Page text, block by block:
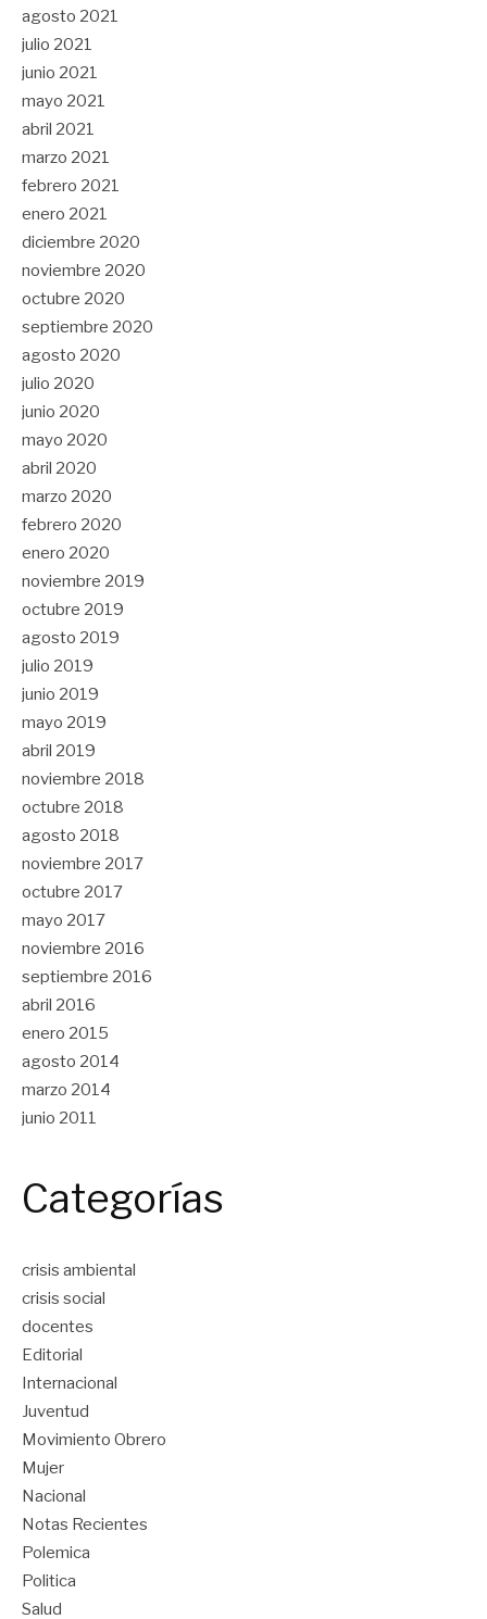
agosto 2021
julio 2021
junio 2021
mayo 2021
abril 2021
marzo 2021
febrero 2021
enero 2021
diciembre 2020
noviembre 2020
octubre 2020
septiembre 2020
agosto 2020
julio 2020
junio 2020
mayo 2020
abril 2020
marzo 2020
febrero 2020
enero 2020
noviembre 2019
octubre 2019
agosto 2019
julio 2019
junio 2019
mayo 2019
abril 2019
noviembre 2018
octubre 2018
agosto 2018
noviembre 2017
octubre 2017
mayo 2017
noviembre 2016
septiembre 2016
abril 2016
enero 2015
agosto 2014
marzo 2014
junio 2011
Categorías
crisis ambiental
crisis social
docentes
Editorial
Internacional
Juventud
Movimiento Obrero
Mujer
Nacional
Notas Recientes
Polemica
Politica
Salud